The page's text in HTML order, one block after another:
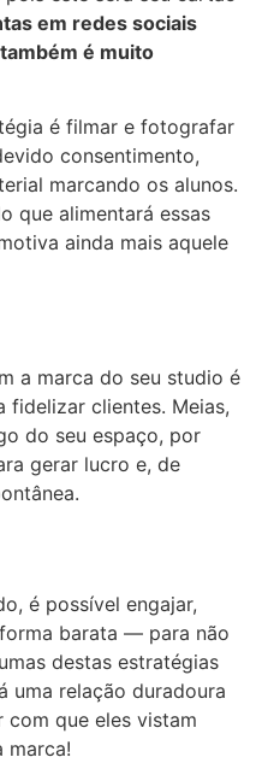
em redes sociais
é muito
é filmar e fotografar
consentimento,
marcando os alunos.
que alimentará essas
ainda mais aquele
a marca do seu studio é
fidelizar clientes. Meias,
do seu espaço, por
gerar lucro e, de
é possível engajar,
barata — para não
destas estratégias
uma relação duradoura
com que eles vistam
marca!